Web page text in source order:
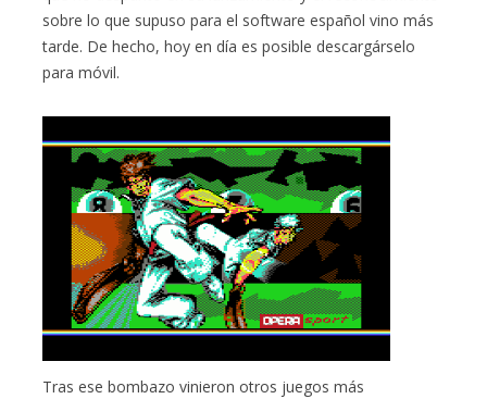
sobre lo que supuso para el software español vino más
tarde. De hecho, hoy en día es posible descargárselo
para móvil.
Tras ese bombazo vinieron otros juegos más